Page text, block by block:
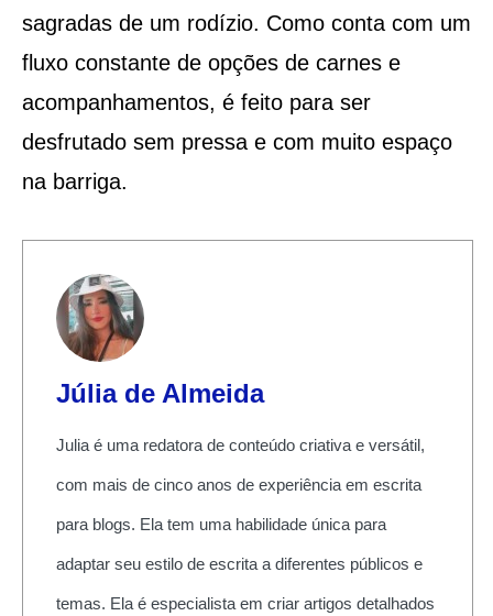
sagradas de um rodízio. Como conta com um
fluxo constante de opções de carnes e
acompanhamentos, é feito para ser
desfrutado sem pressa e com muito espaço
na barriga.
Júlia de Almeida
Julia é uma redatora de conteúdo criativa e versátil,
com mais de cinco anos de experiência em escrita
para blogs. Ela tem uma habilidade única para
adaptar seu estilo de escrita a diferentes públicos e
temas. Ela é especialista em criar artigos detalhados